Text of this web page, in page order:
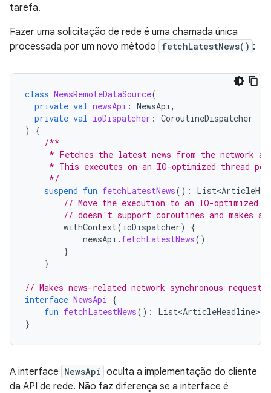
tarefa.
Fazer uma solicitação de rede é uma chamada única
processada por um novo método fetchLatestNews() :
class NewsRemoteDataSource(
private val newsApi : NewsApi,
private val ioDispatcher : CoroutineDispatcher
)
{
/**
* Fetches the latest news from the network
* This executes on an IO-optimized thread
     */
suspend fun fetchLatestNews():
// Move the execution to an IO-optimized
// doesn't support coroutines and makes
withContext(ioDispatcher)
{
newsApi . fetchLatestNews()
}
}
// Makes news-related network synchronous requests.
interface NewsApi {
fun fetchLatestNews():
List<ArticleHeadline>
}
A interface NewsApi oculta a implementação do cliente
da API de rede. Não faz diferença se a interface é